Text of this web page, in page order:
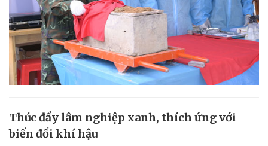
Thúc đẩy lâm nghiệp xanh, thích ứng với
biến đổi khí hậu